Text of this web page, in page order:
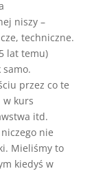
niszy –
techniczne.
lat temu)
samo.
przez co te
kurs
itd.
nie
Mieliśmy to
kiedyś w